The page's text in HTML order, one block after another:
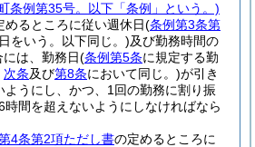
条例第35号。以下「条例」という。)
めるところに従い週休日(条例第3条第
をいう。以下同じ。)及び勤務時間の
は、勤務日(条例第5条に規定する勤
次条及び第8条において同じ。)が引き
ようにし、かつ、1回の勤務に割り振
時間を超えないようにしなければなら
4条第2項ただし書の定めるところに